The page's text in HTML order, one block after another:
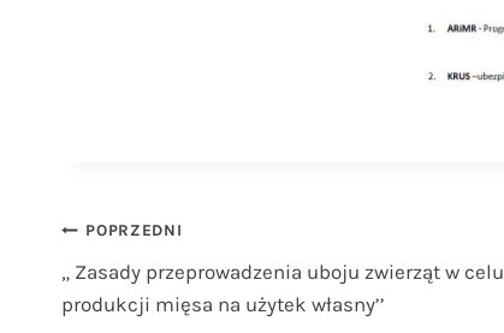
Nawigacja
wpisu
POPRZEDNI
„ Zasady przeprowadzenia uboju zwierząt w celu
produkcji mięsa na użytek własny’’